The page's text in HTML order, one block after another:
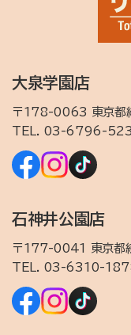
大泉学園店
〒178-0063 東京都
TEL. 03-6796-
石神井公園店
〒177-0041 東京都
TEL. 03-6310-